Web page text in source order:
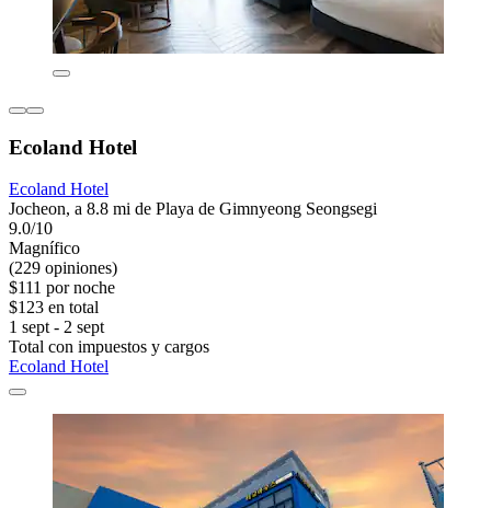
Ecoland Hotel
Ecoland Hotel
Jocheon, a 8.8 mi de Playa de Gimnyeong Seongsegi
9.0/10
Magnífico
(229 opiniones)
$111 por noche
$123 en total
1 sept - 2 sept
Total con impuestos y cargos
Ecoland Hotel